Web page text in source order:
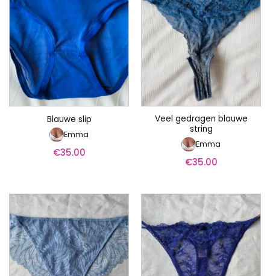
Blauwe slip
Emma
€35.00
Veel gedragen blauwe
string
Emma
€35.00